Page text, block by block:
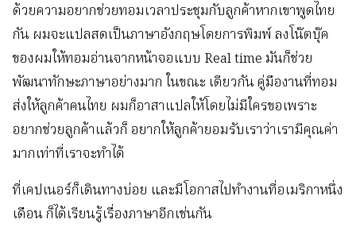
ด้วยความอยากช่วยทอมเวลาประชุมกับลูกค้าหากเขาพูดไทย
กัน ผมจะแปลสดเป็นภาษาอังกฤษโดยการพิมพ์ ลงโน๊ตบุ๊ค
ของผมให้ทอมอ่านจากหน้าจอแบบ Real time มันก็ช่วย
พัฒนาทักษะภาษาอย่างมาก ในขณะ เดียวกัน คู่มืองานที่ทอม
ส่งให้ลูกค้าคนไทย ผมก็อาสาแปลให้โดยไม่มีใครขอเพราะ
อยากช่วยลูกค้าแล้วก็ อยากให้ลูกค้ายอมรับเราว่าเรามีคุณค่า
มากเท่าที่เราจะทำได้
ที่เคปเนอร์ก็เดินทางบ่อย และมีโอกาสไปทำงานที่อเมริกาหนึ่ง
เดือน ก็ได้เรียนรู้เรื่องภาษาอีกเช่นกัน